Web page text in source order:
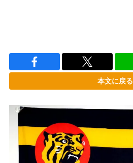
本文に戻る